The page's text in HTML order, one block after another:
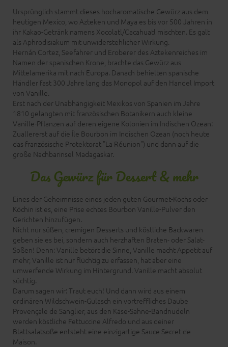
Ursprünglich stammt dieses hocharomatische Gewürz aus dem
heutigen Mexico, wo Azteken und Maya es bis vor 500 Jahren in
ihr Kakao-Getränk namens Xocolatl/Cacahuatl mischten. Es galt
als Aphrodisiakum mit unwiderstehlicher Wirkung.
Hernán Cortez, Seefahrer und Eroberer des Aztekenreiches im
Namen der spanischen Krone, brachte das Gewürz aus
Mittelamerika mit nach Europa. Danach behielten spanische
Händler fast 300 Jahre lang das Monopol auf den Handel Import
von Vanille.
Erst nach der Unabhängigkeit Mexikos von Spanien im Jahre
1810 gelangten mit französischen Botanikern auch kleine
Vanille-Pflanzen auf deren eigene Kolonien im Indischen Ozean:
Zuallererst auf die Île Bourbon im Indischen Ozean (noch heute
das französische Protektorat "La Réunion") und dann auf die
große Nachbarinsel Madagaskar.
Das Gewürz für Dessert & mehr
Eines der Geheimnisse eines jeden guten Gourmet-Kochs oder
Köchin ist es, eine Prise echtes Bourbon Vanille-Pulver den
Gerichten hinzufügen.
Nicht nur süßen, cremigen Desserts und köstliche Backwaren
geben sie es bei, sondern auch herzhaften Braten- oder Salat-
Soßen! Denn: Vanille betört die Sinne, Vanille macht Appetit auf
mehr, Vanille ist nur flüchtig zu erfassen, hat aber eine
umwerfende Wirkung im Hintergrund. Vanille macht absolut
süchtig.
Darum sagen wir: Traut euch! Und dann wird aus einem
ordinären Wildschwein-Gulasch ein vortreffliches Daube
Provençale de Sanglier, aus den Käse-Sahne-Bandnudeln
werden köstliche Fettuccine Alfredo und aus deiner
Blattsalatsoße entsteht eine einzigartige Sauce Secret de
Maison.